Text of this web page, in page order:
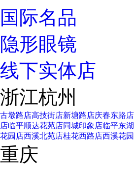
国际名品
隐形眼镜
线下实体店
浙江杭州
古墩路店高技街店新塘路店庆春东路店
店临平顺达花苑店同城印象店临平东
花园店西溪北苑店桂花西路店西溪花
重庆